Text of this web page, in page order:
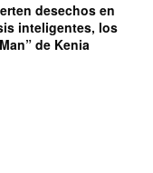
desechos en
inteligentes, los
de Kenia